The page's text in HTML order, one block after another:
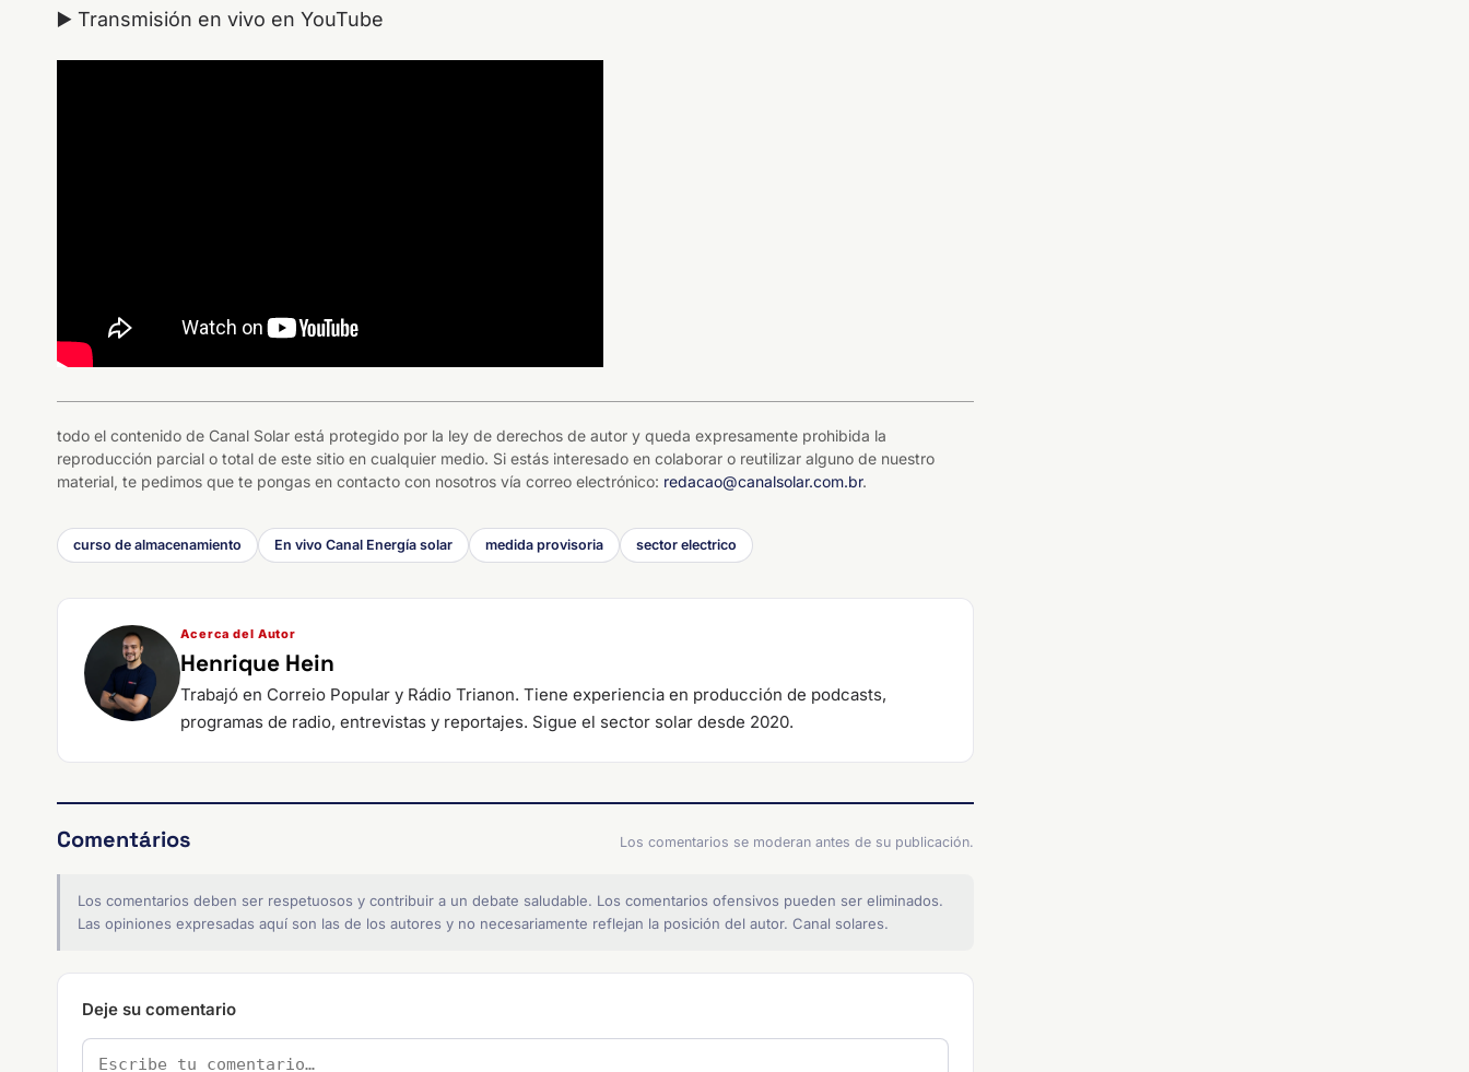
▶️ Transmisión en vivo en YouTube
todo el contenido de Canal Solar está protegido por la ley de derechos de autor y queda expresamente prohibida la
reproducción parcial o total de este sitio en cualquier medio. Si estás interesado en colaborar o reutilizar alguno de nuestro
material, te pedimos que te pongas en contacto con nosotros vía correo electrónico: redacao@canalsolar.com.br.
curso de almacenamiento En vivo Canal Energía solar medida provisoria sector electrico
Acerca del Autor
Henrique Hein
Trabajó en Correio Popular y Rádio Trianon. Tiene experiencia en producción de podcasts,
programas de radio, entrevistas y reportajes. Sigue el sector solar desde 2020.
Comentários Los comentarios se moderan antes de su publicación.
Los comentarios deben ser respetuosos y contribuir a un debate saludable. Los comentarios ofensivos pueden ser eliminados.
Las opiniones expresadas aquí son las de los autores y no necesariamente reflejan la posición del autor. Canal solares.
Deje su comentario